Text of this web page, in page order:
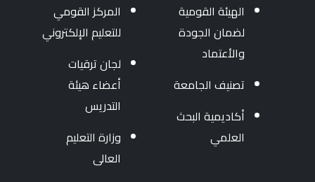
الهيئة القومية
لضمان الجودة
والأعتماد
تصنيف الجامعة
أكاديمية البحث
العلمي
المركز القومي
للتعليم الإلكتروني
لجان ترقيات
أعضاء هيئة
التدريس
وزارة التعليم
العالى